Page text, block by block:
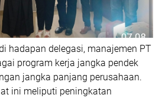
hadapan delegasi, manajemen PT
program kerja jangka pendek
jangka panjang perusahaan.
ini meliputi peningkatan